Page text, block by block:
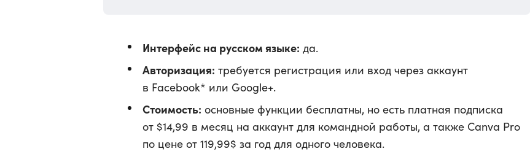
Интерфейс на русском языке: да.
Авторизация: требуется регистрация или вход через аккаунт
в Facebook* или Google+.
Стоимость: основные функции бесплатны, но есть платная подписка
от $14,99 в месяц на аккаунт для командной работы, а также Canva Pro
по цене от 119,99$ за год для одного человека.